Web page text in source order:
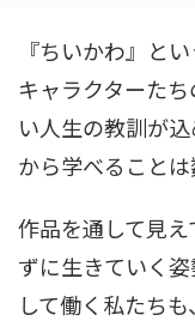
『ちいかわ』と
キャラクターた
い人生の教訓が
から学べることは
作品を通して見
ずに生きていく
して働く私たち